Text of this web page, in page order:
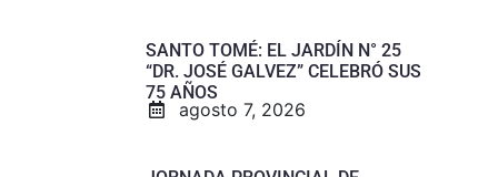
SANTO TOMÉ: EL JARDÍN N° 25
“DR. JOSÉ GALVEZ” CELEBRÓ SUS
75 AÑOS
agosto 7, 2026